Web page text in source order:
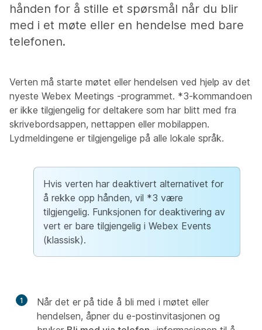
hånden for å stille et spørsmål når du blir
med i et møte eller en hendelse med bare
telefonen.
Verten må starte møtet eller hendelsen ved hjelp av det
nyeste Webex Meetings -programmet. *3-kommandoen
er ikke tilgjengelig for deltakere som har blitt med fra
skrivebordsappen, nettappen eller mobilappen.
Lydmeldingene er tilgjengelige på alle lokale språk.
Hvis verten har deaktivert alternativet for
å rekke opp hånden, vil *3 være
tilgjengelig. Funksjonen for deaktivering av
vert er bare tilgjengelig i Webex Events
(klassisk).
1
Når det er på tide å bli med i møtet eller
hendelsen, åpner du e-postinvitasjonen og